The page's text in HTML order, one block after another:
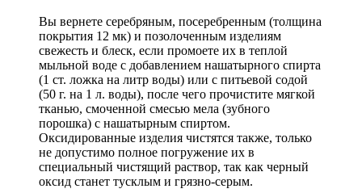
Вы вернете серебряным, посеребренным (толщина
покрытия 12 мк) и позолоченным изделиям
свежесть и блеск, если промоете их в теплой
мыльной воде с добавлением нашатырного спирта
(1 ст. ложка на литр воды) или с питьевой содой
(50 г. на 1 л. воды), после чего прочистите мягкой
тканью, смоченной смесью мела (зубного
порошка) с нашатырным спиртом.
Оксидированные изделия чистятся также, только
не допустимо полное погружение их в
специальный чистящий раствор, так как черный
оксид станет тусклым и грязно-серым.